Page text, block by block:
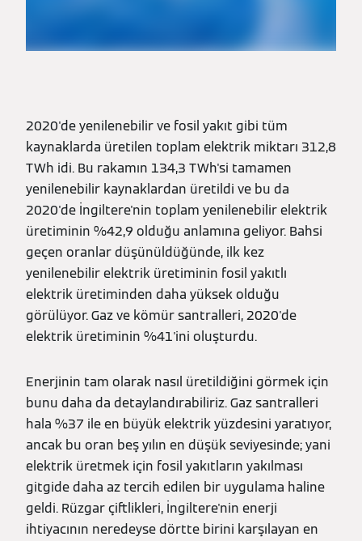
2020'de yenilenebilir ve fosil yakıt gibi tüm
kaynaklarda üretilen toplam elektrik miktarı 312,8
TWh idi. Bu rakamın 134,3 TWh'si tamamen
yenilenebilir kaynaklardan üretildi ve bu da
2020'de İngiltere'nin toplam yenilenebilir elektrik
üretiminin %42,9 olduğu anlamına geliyor. Bahsi
geçen oranlar düşünüldüğünde, ilk kez
yenilenebilir elektrik üretiminin fosil yakıtlı
elektrik üretiminden daha yüksek olduğu
görülüyor. Gaz ve kömür santralleri, 2020'de
elektrik üretiminin %41'ini oluşturdu.
Enerjinin tam olarak nasıl üretildiğini görmek için
bunu daha da detaylandırabiliriz. Gaz santralleri
hala %37 ile en büyük elektrik yüzdesini yaratıyor,
ancak bu oran beş yılın en düşük seviyesinde; yani
elektrik üretmek için fosil yakıtların yakılması
gitgide daha az tercih edilen bir uygulama haline
geldi. Rüzgar çiftlikleri, İngiltere'nin enerji
ihtiyacının neredeyse dörtte birini karşılayan en